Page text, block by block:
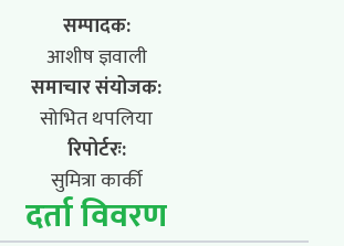
सम्पादक:
आशीष ज्ञवाली
समाचार संयोजक:
सोभित थपलिया
रिपोर्टरः:
सुमित्रा कार्की
दर्ता विवरण